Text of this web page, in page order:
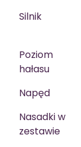
Silnik
Poziom
hałasu
Napęd
Nasadki w
zestawie